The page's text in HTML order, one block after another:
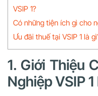
VSIP 1?
Có những tiện ích gì cho
Ưu đãi thuế tại VSIP 1 là
1. Giới Thiệu
Nghiệp VSIP